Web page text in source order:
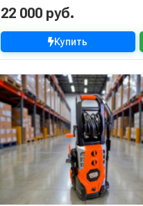
22 000 руб.
Купить